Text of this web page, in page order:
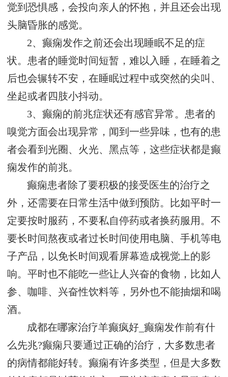
觉到恐惧感，会投向亲人的怀抱，并且还会出现
头脑昏胀的感觉。
2、癫痫发作之前还会出现睡眠不足的症
状。患者的睡觉时间短暂，难以入睡，在睡着之
后也会辗转不安，在睡眠过程中或突然的尖叫、
坐起或者四肢小抖动。
3、癫痫的前兆症状还有感官异常。患者的
嗅觉方面会出现异常，闻到一些异味，也有的患
者会看到光圈、火光、黑点等，这些症状都是癫
痫发作的前兆。
癫痫患者除了要积极的接受医生的治疗之
外，还需要在日常生活中做到预防。比如平时一
定要按时服药，不要私自停药或者换药服用。不
要长时间熬夜或者过长时间使用电脑、手机等电
子产品，以免长时间观看屏幕造成视觉上的影
响。平时也不能吃一些让人兴奋的食物，比如人
参、咖啡、兴奋性饮料等，另外也不能抽烟和喝
酒。
成都在哪家治疗羊癫疯好_癫痫发作前有什
么先兆?癫痫只要通过正确的治疗，大多数患者
的病情都能好转。癫痫有许多类型，但是大多数